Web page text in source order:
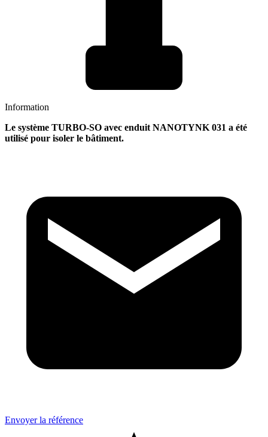
Information
Le système TURBO-SO avec enduit NANOTYNK 031 a été
utilisé pour isoler le bâtiment.
Envoyer la référence